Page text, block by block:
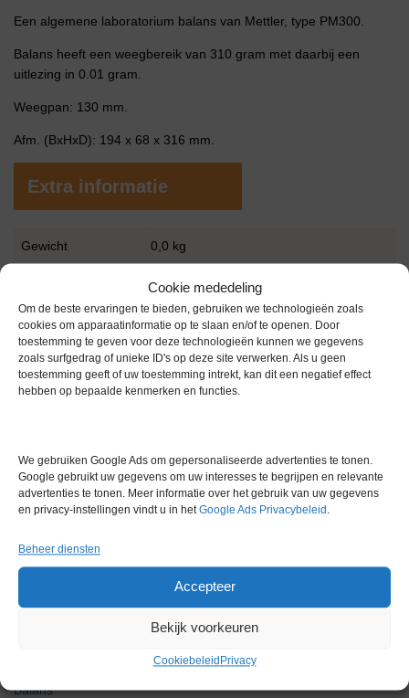
Cookie mededeling
Om de beste ervaringen te bieden, gebruiken we technologieën zoals
cookies om apparaatinformatie op te slaan en/of te openen. Door
toestemming te geven voor deze technologieën kunnen we gegevens
zoals surfgedrag of unieke ID's op deze site verwerken. Als u geen
toestemming geeft of uw toestemming intrekt, kan dit een negatief effect
hebben op bepaalde kenmerken en functies.
We gebruiken Google Ads om gepersonaliseerde advertenties te tonen.
Google gebruikt uw gegevens om uw interesses te begrijpen en relevante
advertenties te tonen. Meer informatie over het gebruik van uw gegevens
en privacy-instellingen vindt u in hetGoogle Ads Privacybeleid .
Beheer diensten
Accepteer
Bekijk voorkeuren
Cookiebeleid Privacy
Een algemene laboratorium balans van Mettler, type PM300.
Balans heeft een weegbereik van 310 gram met daarbij een
uitlezing in 0.01 gram.
Weegpan: 130 mm.
Afm. (BxHxD): 194 x 68 x 316 mm.
Extra informatie
Gewicht 0,0 kg
1 maand
Conditie Gebruikt in goede conditie
Balans